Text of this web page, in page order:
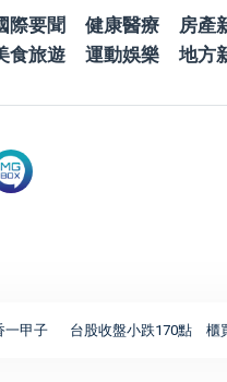
際要聞 健康醫療 房產
食旅遊 運動娛樂 地方
盤小跌170點 櫃買跌近2% 電子